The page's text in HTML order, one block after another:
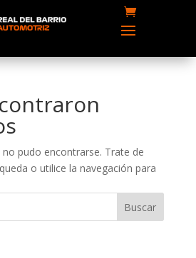
pudo encontrarse. Trate de
o utilice la navegación para